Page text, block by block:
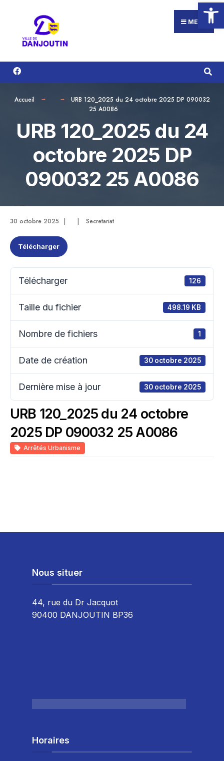
Ouvrir
contenu
MENU
Accueil
URB 120_2025 du 24 octobre 2025 DP 090032
25 A0086
URB 120_2025 du 24
octobre 2025 DP
090032 25 A0086
30 octobre 2025 | | Secretariat
Télécharger
Télécharger 126
Taille du fichier 498.19 KB
Nombre de fichiers 1
Date de création 30 octobre 2025
Dernière mise à jour 30 octobre 2025
URB 120_2025 du 24 octobre
2025 DP 090032 25 A0086
Arrêtés Urbanisme
Nous situer
44, rue du Dr Jacquot
90400 DANJOUTIN BP36
Horaires
for: